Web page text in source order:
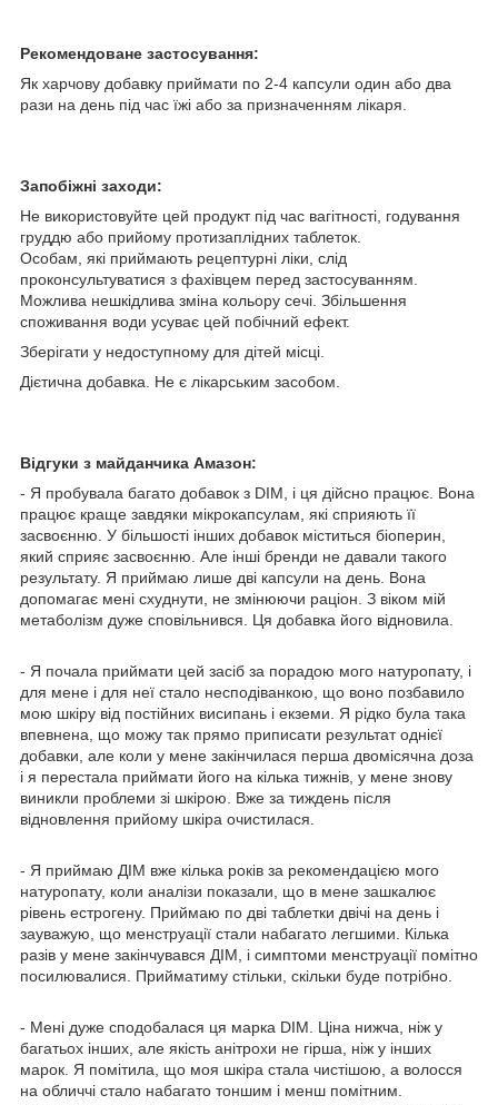
Рекомендоване застосування:
Як харчову добавку приймати по 2-4 капсули один або два
рази на день під час їжі або за призначенням лікаря.
Запобіжні заходи:
Не використовуйте цей продукт під час вагітності, годування
груддю або прийому протизаплідних таблеток.
Особам, які приймають рецептурні ліки, слід
проконсультуватися з фахівцем перед застосуванням.
Можлива нешкідлива зміна кольору сечі. Збільшення
споживання води усуває цей побічний ефект.
Зберігати у недоступному для дітей місці.
Дієтична добавка. Не є лікарським засобом.
Відгуки з майданчика Амазон:
- Я пробувала багато добавок з DIM, і ця дійсно працює. Вона
працює краще завдяки мікрокапсулам, які сприяють її
засвоєнню. У більшості інших добавок міститься біоперин,
який сприяє засвоєнню. Але інші бренди не давали такого
результату. Я приймаю лише дві капсули на день. Вона
допомагає мені схуднути, не змінюючи раціон. З віком мій
метаболізм дуже сповільнився. Ця добавка його відновила.
- Я почала приймати цей засіб за порадою мого натуропату, і
для мене і для неї стало несподіванкою, що воно позбавило
мою шкіру від постійних висипань і екземи. Я рідко була така
впевнена, що можу так прямо приписати результат однієї
добавки, але коли у мене закінчилася перша двомісячна доза
і я перестала приймати його на кілька тижнів, у мене знову
виникли проблеми зі шкірою. Вже за тиждень після
відновлення прийому шкіра очистилася.
- Я приймаю ДІМ вже кілька років за рекомендацією мого
натуропату, коли аналізи показали, що в мене зашкалює
рівень естрогену. Приймаю по дві таблетки двічі на день і
зауважую, що менструації стали набагато легшими. Кілька
разів у мене закінчувався ДІМ, і симптоми менструації помітно
посилювалися. Прийматиму стільки, скільки буде потрібно.
- Мені дуже сподобалася ця марка DIM. Ціна нижча, ніж у
багатьох інших, але якість анітрохи не гірша, ніж у інших
марок. Я помітила, що моя шкіра стала чистішою, а волосся
на обличчі стало набагато тоншим і менш помітним.